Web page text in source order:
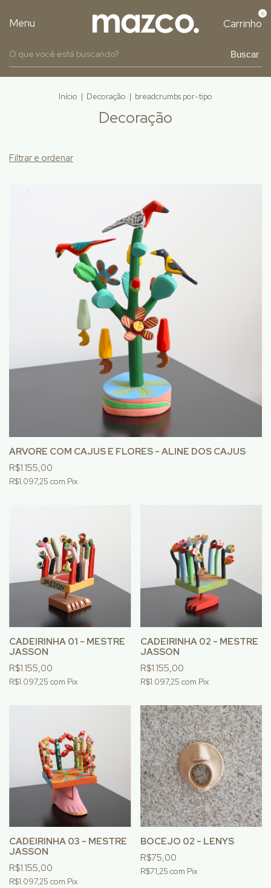
Menu Carrinho
0
Buscar
Início | Decoração | breadcrumbs.por-tipo
Decoração
Filtrar e ordenar
ÁRVORE COM CAJUS E FLORES - ALINE DOS CAJUS
R$1.155,00
R$1.097,25 com Pix
CADEIRINHA 01 - MESTRE
JASSON
R$1.155,00
R$1.097,25 com Pix
CADEIRINHA 02 - MESTRE
JASSON
R$1.155,00
R$1.097,25 com Pix
CADEIRINHA 03 - MESTRE
JASSON
R$1.155,00
R$1.097,25 com Pix
BOCEJO 02 - LENYS
R$75,00
R$71,25 com Pix